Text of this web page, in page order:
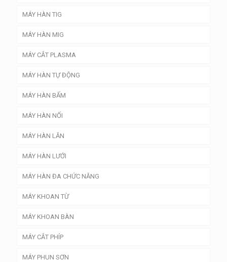
MÁY HÀN TIG
MÁY HÀN MIG
MÁY CẮT PLASMA
MÁY HÀN TỰ ĐỘNG
MÁY HÀN BẤM
MÁY HÀN NỐI
MÁY HÀN LĂN
MÁY HÀN LƯỚI
MÁY HÀN ĐA CHỨC NĂNG
MÁY KHOAN TỪ
MÁY KHOAN BÀN
MÁY CẮT PHÍP
MÁY PHUN SƠN